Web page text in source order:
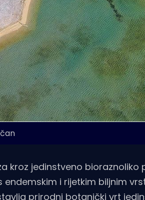
kroz jedinstveno bioraznoliko
endemskim i rijetkim biljnim
prirodni botanički vrt